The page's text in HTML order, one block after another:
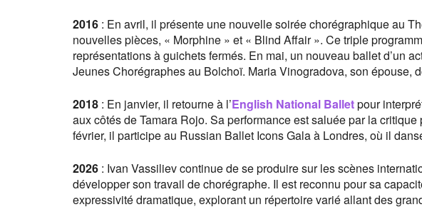
2016 : En avril, il présente une nouvelle soirée chorégraphique au
nouvelles pièces, « Morphine » et « Blind Affair ». Ce triple
représentations à guichets fermés. En mai, un nouveau ballet d’un
Jeunes Chorégraphes au Bolchoï. Maria Vinogradova, son épouse,
2018 : En janvier, il retourne à l’English National Balletpour
aux côtés de Tamara Rojo. Sa performance est saluée par la
février, il participe au Russian Ballet Icons Gala à Londres, où il
2026 : Ivan Vassiliev continue de se produire sur les scènes
développer son travail de chorégraphe. Il est reconnu pour sa
expressivité dramatique, explorant un répertoire varié allant des